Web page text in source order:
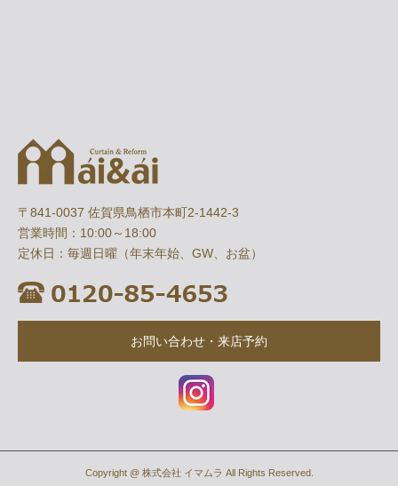
〒841-0037 佐賀県鳥栖市本町2-1442-3
営業時間：10:00～18:00
定休日：毎週日曜（年末年始、GW、お盆）
お問い合わせ・来店予約
Copyright @ 株式会社 イマムラ All Rights Reserved.